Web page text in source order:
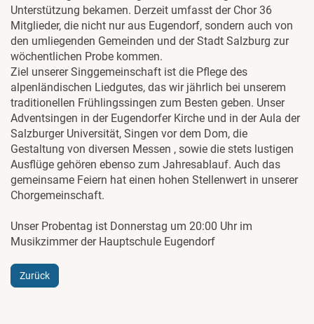
Unterstützung bekamen. Derzeit umfasst der Chor 36
Mitglieder, die nicht nur aus Eugendorf, sondern auch von
den umliegenden Gemeinden und der Stadt Salzburg zur
wöchentlichen Probe kommen.
Ziel unserer Singgemeinschaft ist die Pflege des
alpenländischen Liedgutes, das wir jährlich bei unserem
traditionellen Frühlingssingen zum Besten geben. Unser
Adventsingen in der Eugendorfer Kirche und in der Aula der
Salzburger Universität, Singen vor dem Dom, die
Gestaltung von diversen Messen , sowie die stets lustigen
Ausflüge gehören ebenso zum Jahresablauf. Auch das
gemeinsame Feiern hat einen hohen Stellenwert in unserer
Chorgemeinschaft.
Unser Probentag ist Donnerstag um 20:00 Uhr im
Musikzimmer der Hauptschule Eugendorf
Zurück